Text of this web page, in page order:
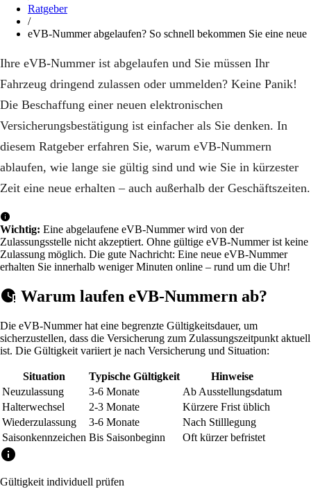
Ratgeber
/
eVB-Nummer abgelaufen? So schnell bekommen Sie eine neue
Ihre eVB-Nummer ist abgelaufen und Sie müssen Ihr
Fahrzeug dringend zulassen oder ummelden? Keine Panik!
Die Beschaffung einer neuen elektronischen
Versicherungsbestätigung ist einfacher als Sie denken. In
diesem Ratgeber erfahren Sie, warum eVB-Nummern
ablaufen, wie lange sie gültig sind und wie Sie in kürzester
Zeit eine neue erhalten – auch außerhalb der Geschäftszeiten.
Wichtig: Eine abgelaufene eVB-Nummer wird von der
Zulassungsstelle nicht akzeptiert. Ohne gültige eVB-Nummer ist keine
Zulassung möglich. Die gute Nachricht: Eine neue eVB-Nummer
erhalten Sie innerhalb weniger Minuten online – rund um die Uhr!
Warum laufen eVB-Nummern ab?
Die eVB-Nummer hat eine begrenzte Gültigkeitsdauer, um
sicherzustellen, dass die Versicherung zum Zulassungszeitpunkt aktuell
ist. Die Gültigkeit variiert je nach Versicherung und Situation:
Situation Typische Gültigkeit
Hinweise
Neuzulassung
3-6 Monate
Ab Ausstellungsdatum
Halterwechsel
2-3 Monate
Kürzere Frist üblich
Wiederzulassung
3-6 Monate
Nach Stilllegung
Saisonkennzeichen Bis Saisonbeginn Oft kürzer befristet
Gültigkeit individuell prüfen